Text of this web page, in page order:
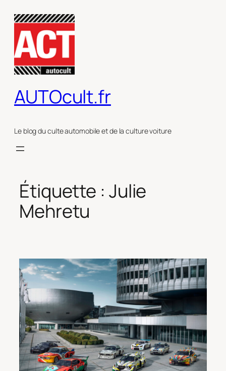
contenu
AUTOcult.fr
Le blog du culte automobile et de la culture voiture
Étiquette : Julie
Mehretu